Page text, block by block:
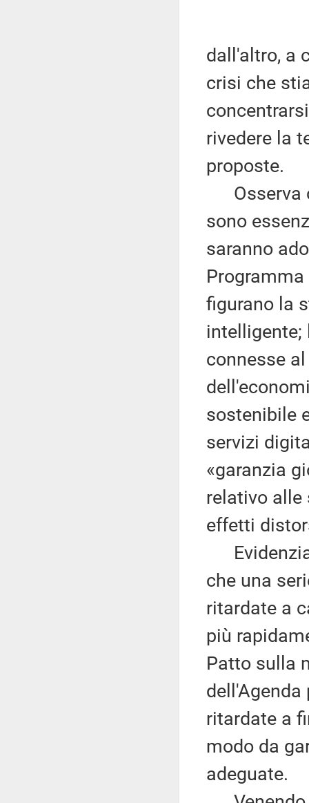
dall'altro, a
crisi che
rivedere la
proposte.
Osserva
sono
saranno
figurano la
connesse
sostenibile
servizi
«garanzia
relativo alle
effetti
Evidenzia
che una
ritardate a
più
Patto sulla
dell'Agenda
ritardate a
modo da
adeguate.